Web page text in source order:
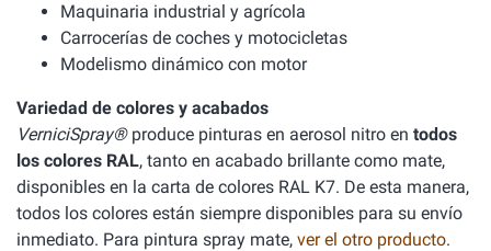
Maquinaria industrial y agrícola
Carrocerías de coches y motocicletas
Modelismo dinámico con motor
Variedad de colores y acabados
VerniciSpray®produce pinturas en aerosol nitro en todos
los colores RAL, tanto en acabado brillante como mate,
disponibles en la carta de colores RAL K7. De esta manera,
todos los colores están siempre disponibles para su envío
inmediato. Para pintura spray mate, ver el otro producto.